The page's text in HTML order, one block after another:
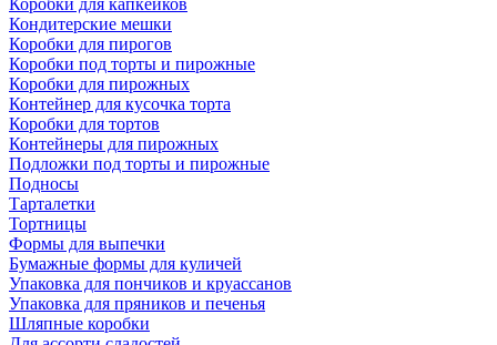
Коробки для капкейков
Кондитерские мешки
Коробки для пирогов
Коробки под торты и пирожные
Коробки для пирожных
Контейнер для кусочка торта
Коробки для тортов
Контейнеры для пирожных
Подложки под торты и пирожные
Подносы
Тарталетки
Тортницы
Формы для выпечки
Бумажные формы для куличей
Упаковка для пончиков и круассанов
Упаковка для пряников и печенья
Шляпные коробки